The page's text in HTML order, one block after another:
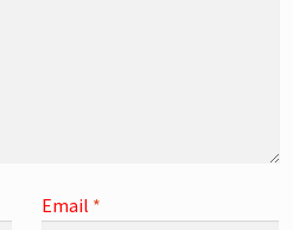
Email *